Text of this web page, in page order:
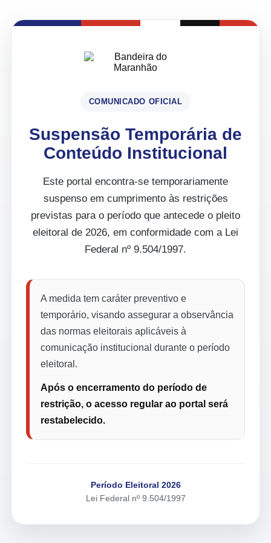
COMUNICADO OFICIAL
Suspensão Temporária de
Conteúdo Institucional
Este portal encontra-se temporariamente
suspenso em cumprimento às restrições
previstas para o período que antecede o pleito
eleitoral de 2026, em conformidade com a Lei
Federal nº 9.504/1997.
A medida tem caráter preventivo e
temporário, visando assegurar a observância
das normas eleitorais aplicáveis à
comunicação institucional durante o período
eleitoral.
Após o encerramento do período de
restrição, o acesso regular ao portal será
restabelecido.
Período Eleitoral 2026
Lei Federal nº 9.504/1997